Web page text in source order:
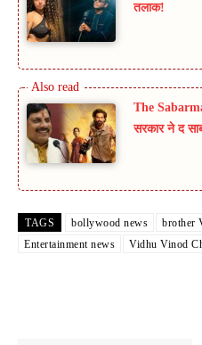
तलाक!
The
सरकार ने द
TAGS bollywood news
brother
Entertainment news
Vidhu Vinod